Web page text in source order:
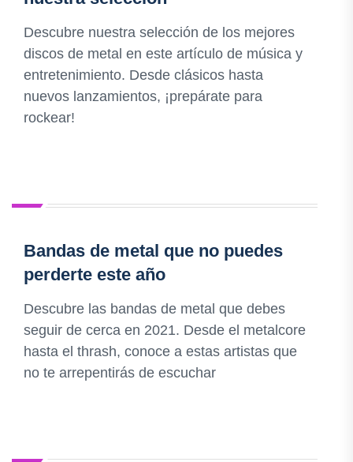
Descubre nuestra selección de los mejores
discos de metal en este artículo de música y
entretenimiento. Desde clásicos hasta
nuevos lanzamientos, ¡prepárate para
rockear!
Bandas de metal que no puedes
perderte este año
Descubre las bandas de metal que debes
seguir de cerca en 2021. Desde el metalcore
hasta el thrash, conoce a estas artistas que
no te arrepentirás de escuchar